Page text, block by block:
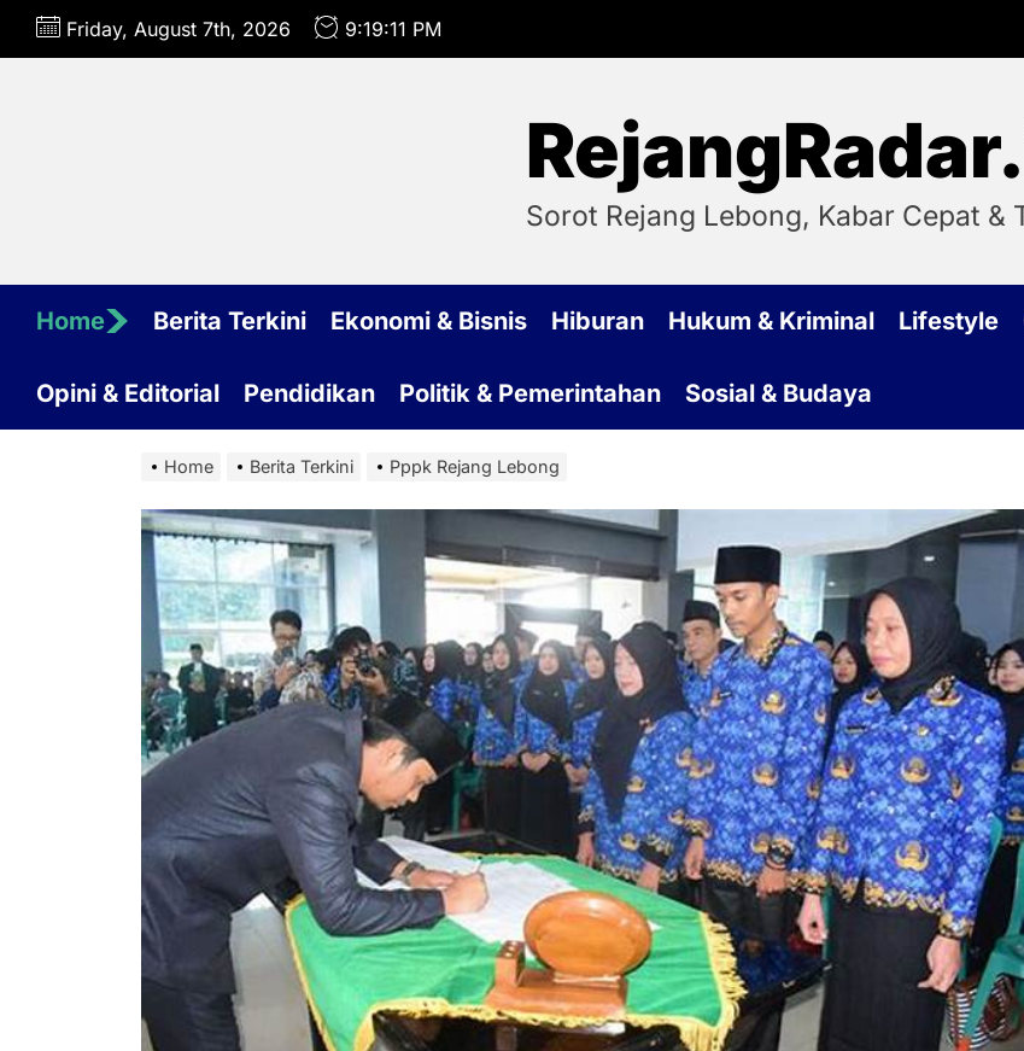
Skip
Friday, August 7th, 2026 9:19:12 PM
Sorot Rejang Lebong, Kabar Cepat &
Home Berita Terkini Ekonomi & Bisnis Hiburan Hukum & Kriminal Lifestyle
Opini & Editorial Pendidikan Politik & Pemerintahan Sosial & Budaya
Home Berita Terkini Pppk Rejang Lebong